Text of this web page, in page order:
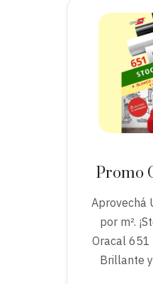
Promo
Aprovechá
por m².
Oracal 651
Brillante